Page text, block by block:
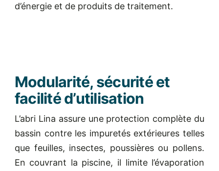
d’énergie et de produits de traitement.
Modularité, sécurité et
facilité d’utilisation
L’abri Lina assure une protection complète du
bassin contre les impuretés extérieures telles
que feuilles, insectes, poussières ou pollens.
En couvrant la piscine, il limite l’évaporation